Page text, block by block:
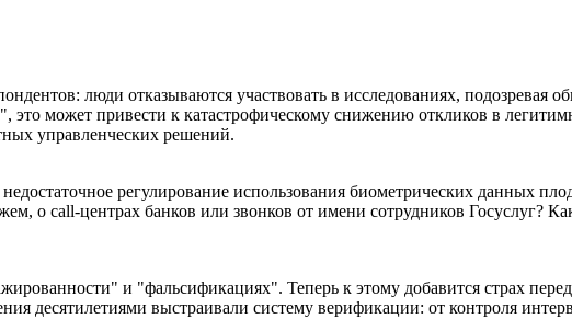
люди отказываются участвовать в исследованиях,
это может привести к катастрофическому снижению откликов в
управленческих решений.
регулирование использования биометрических данных
о call-центрах банков или звонков от имени сотрудников Госуслуг?
и "фальсификациях". Теперь к этому добавится страх
десятилетиями выстраивали систему верификации: от контроля